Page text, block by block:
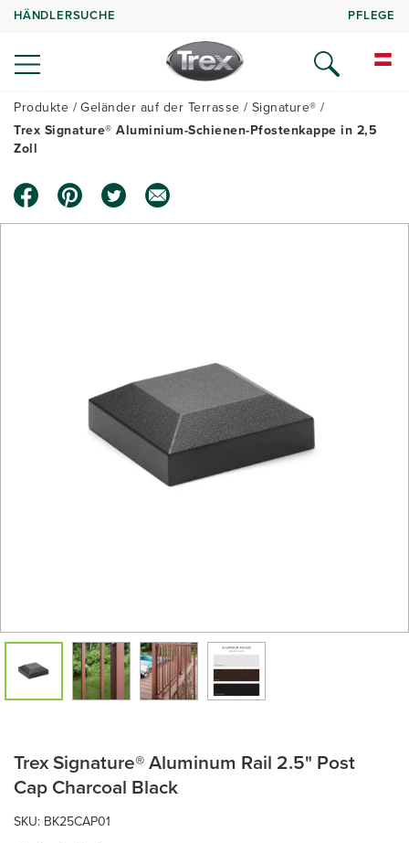
HÄNDLERSUCHE PFLEGE
Produkte Geländer auf der Terrasse Signature®
Trex Signature® Aluminium-Schienen-Pfostenkappe in 2,5
Zoll
Trex Signature® Aluminum Rail 2.5" Post
Cap Charcoal Black
SKU: BK25CAP01